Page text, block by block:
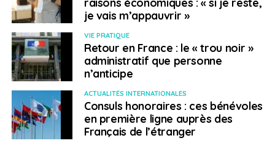
je vais m’appauvrir »
VIE PRATIQUE
Retour en France : le « trou noir »
administratif que personne
n’anticipe
ACTUALITÉS INTERNATIONALES
Consuls honoraires : ces bénévoles
en première ligne auprès des
Français de l’étranger